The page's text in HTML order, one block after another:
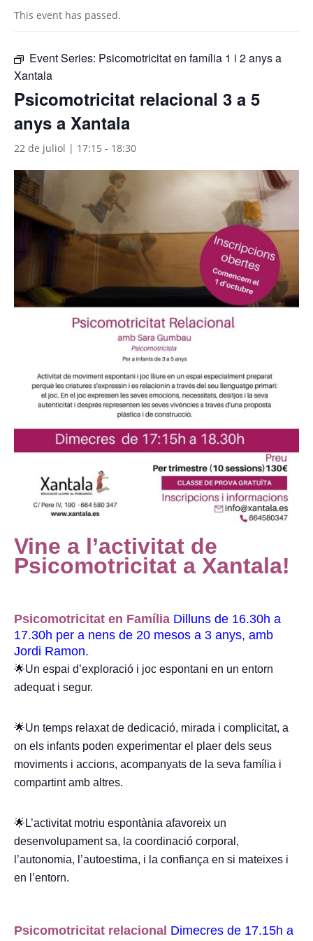
This event has passed.
Event Series: Psicomotricitat en família 1 i 2 anys a
Xantala
Psicomotricitat relacional 3 a 5
anys a Xantala
22 de juliol | 17:15 - 18:30
Vine a l’activitat de
Psicomotricitat a Xantala!
Psicomotricitat en Família Dilluns de 16.30h a
17.30h per a nens de 20 mesos a 3 anys, amb
Jordi Ramon.
🌟Un espai d’exploració i joc espontani en un entorn
adequat i segur.
🌟Un temps relaxat de dedicació, mirada i complicitat, a
on els infants poden experimentar el plaer dels seus
moviments i accions, acompanyats de la seva família i
compartint amb altres.
🌟L’activitat motriu espontània afavoreix un
desenvolupament sa, la coordinació corporal,
l’autonomia, l’autoestima, i la confiança en si mateixes i
en l’entorn.
Psicomotricitat relacional Dimecres de 17.15h a